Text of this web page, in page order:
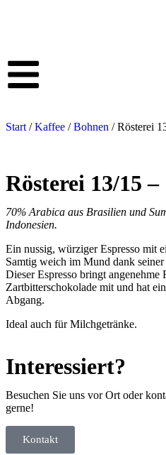
Start /Kaffee /Bohnen / Rösterei
Rösterei 13/15 –
70% Arabica aus Brasilien und
Indonesien.
Ein nussig, würziger Espresso mit
Samtig weich im Mund dank
Dieser Espresso bringt angenehme
Zartbitterschokolade mit und hat
Abgang.
Ideal auch für Milchgetränke.
Interessiert?
Besuchen Sie uns vor Ort oder
gerne!
Kontakt